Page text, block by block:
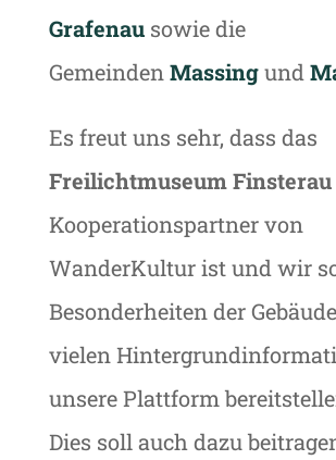
Grafenausowie die
Gemeinden Massingund
Es freut uns sehr, dass das
Freilichtmuseum Finsterau
Kooperationspartner von
WanderKultur ist und wir
Besonderheiten der
vielen
unsere Plattform
Dies soll auch dazu